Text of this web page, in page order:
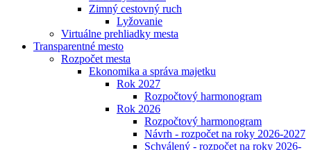
Zimný cestovný ruch
Lyžovanie
Virtuálne prehliadky mesta
Transparentné mesto
Rozpočet mesta
Ekonomika a správa majetku
Rok 2027
Rozpočtový harmonogram
Rok 2026
Rozpočtový harmonogram
Návrh - rozpočet na roky 2026-2027
Schválený - rozpočet na roky 2026-